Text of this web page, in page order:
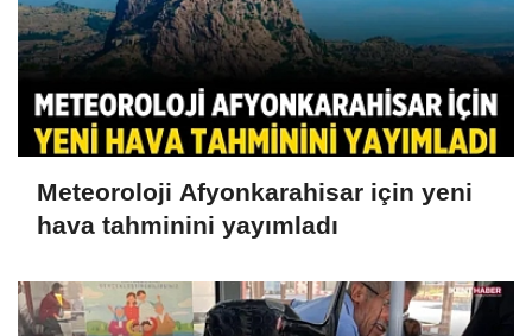
Meteoroloji Afyonkarahisar için yeni
hava tahminini yayımladı